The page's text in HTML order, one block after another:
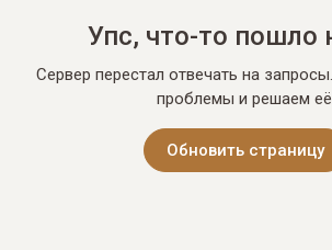
Упс, что-то пошло
Сервер перестал отвечать на
проблемы и решаем
Обновить страницу